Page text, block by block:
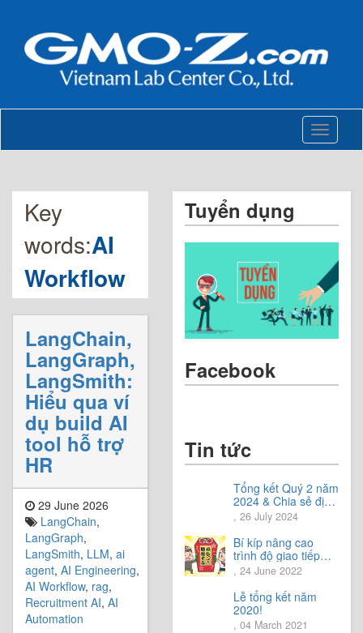
Toggle
Key
words:AI
Workflow
LangChain,
LangGraph,
LangSmith:
Hiểu qua ví
dụ build AI
tool hỗ trợ
HR
29 June 2026
LangChain,
LangGraph,
LangSmith, LLM, ai
agent, AI Engineering,
AI Workflow, rag,
Recruitment AI, AI
Automation
Tuyển dụng
Facebook
Tin tức
Tổng kết Quý 2 năm
2024 & Chia sẻ định
hướng Quý 3 năm
2024
, 26 July 2024
Bí kíp nâng cao
trình độ giao tiếp
tiếng Nhật.
, 24 June 2022
Lễ tổng kết năm
2020!
, 04 March 2021